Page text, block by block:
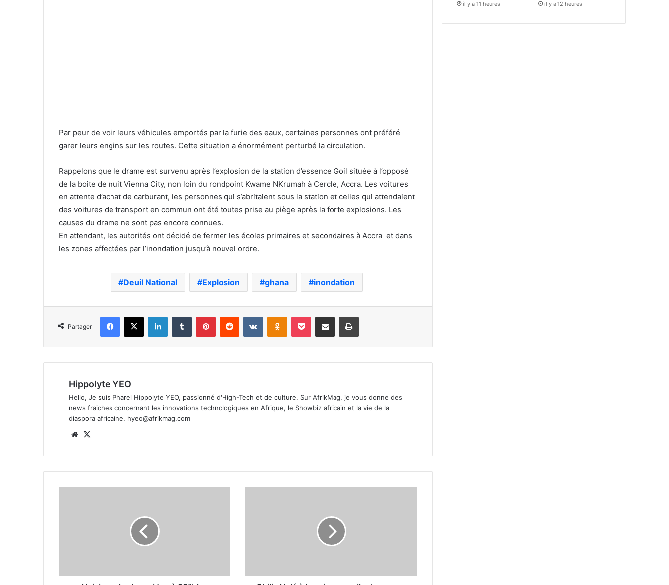
Par peur de voir leurs véhicules emportés par la furie des eaux, certaines personnes ont préféré
garer leurs engins sur les routes. Cette situation a énormément perturbé la circulation.
Rappelons que le drame est survenu après l’explosion de la station d’essence Goil située à l’opposé
de la boite de nuit Vienna City, non loin du rondpoint Kwame NKrumah à Cercle, Accra. Les voitures
en attente d’achat de carburant, les personnes qui s’abritaient sous la station et celles qui attendaient
des voitures de transport en commun ont été toutes prise au piège après la forte explosions. Les
causes du drame ne sont pas encore connues.
En attendant, les autorités ont décidé de fermer les écoles primaires et secondaires à Accra et dans
les zones affectées par l’inondation jusqu’à nouvel ordre.
Deuil National Explosion ghana inondation
Partager
Facebook
X LinkedinTumblr PinterestReddit VKontakteOdnoklassniki
Pocket Partager par email Imprimer
Hippolyte YEO
Hello, Je suis Pharel Hippolyte YEO, passionné d'High-Tech et de culture. Sur AfrikMag, je vous donne des
news fraiches concernant les innovations technologiques en Afrique, le Showbiz africain et la vie de la
diaspora africaine. hyeo@afrikmag.com
Website
il y a 11 heures il y a 12 heures